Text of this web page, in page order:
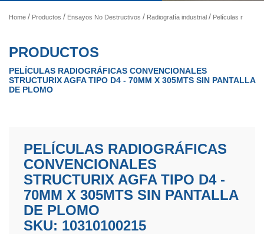
Home Productos Ensayos No Destructivos Radiografía industrial Películas radiográficas industriales AGFA
PRODUCTOS
PELÍCULAS RADIOGRÁFICAS CONVENCIONALES
STRUCTURIX AGFA TIPO D4 - 70MM X 305MTS SIN PANTALLA
DE PLOMO
PELÍCULAS RADIOGRÁFICAS
CONVENCIONALES
STRUCTURIX AGFA TIPO D4 -
70MM X 305MTS SIN PANTALLA
DE PLOMO
SKU: 10310100215